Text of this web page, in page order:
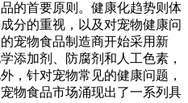
首要原则。健康化趋势则体
分的重视，以及对宠物健康问
宠物食品制造商开始采用新
添加剂、防腐剂和人工色素，
，针对宠物常见的健康问题，
物食品市场涌现出了一系列具